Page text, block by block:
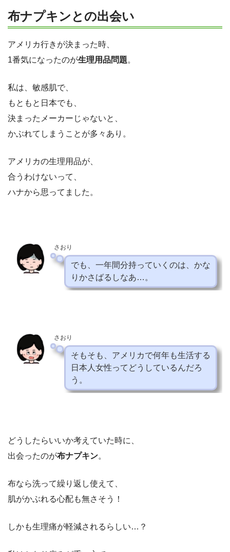
布ナプキンとの出会い
アメリカ行きが決まった時、
1番気になったのが生理用品問題。
私は、敏感肌で、
もともと日本でも、
決まったメーカーじゃないと、
かぶれてしまうことが多々あり。
アメリカの生理用品が、
合うわけないって、
ハナから思ってました。
さおり
でも、一年間分持っていくのは 、かな
りかさばるしなあ…。
さおり
そもそも、アメリカで何年も生活する
日本人女性ってどうしているんだろ
う。
どうしたらいいか考えていた時に、
出会ったのが布ナプキン。
布なら洗って繰り返し使えて、
肌がかぶれる心配も無さそう！
しかも生理痛が軽減されるらしい…？